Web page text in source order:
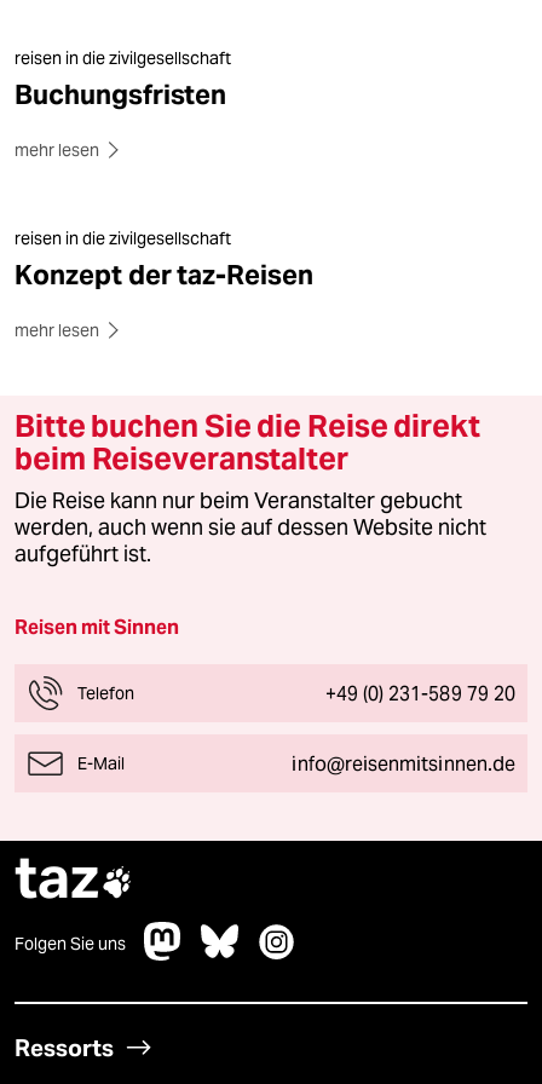
13. Tag(Hanoi)
Nach dem Frühstück Check-out im Hotel
(Gepäck wird im Hotel aufbewahrt)
über Vietnams Energie-, Klima- und
Umweltpolitik oder mit einem Vertreter einer
deutschen Stiftung über seine Erfahrungen der
ab Mittag Freizeit: Möglichkeiten zu
gemeinsames Abendessen (optional auch
individuell möglich)
20 Uhr: Transfer zum Flughafen
23:20 Uhr Abflug nach Frankfurt/M. mit Vietnam
Airlines
Ankunft in Frankfurt/Main gegen 6 Uhr –
individuelle Heimfahrt
reisen in die zivilgesellschaft
Buchungsfristen
mehr lesen
reisen in die zivilgesellschaft
Konzept der taz-Reisen
mehr lesen
Bitte buchen Sie die Reise direkt
beim Reiseveranstalter
Die Reise kann nur beim Veranstalter gebucht
werden, auch wenn sie auf dessen Website nicht
aufgeführt ist.
Reisen mit Sinnen
Telefon +49 (0) 231-589 79 20
E-Mail info@reisenmitsinnen.de
taz
Folgen Sie uns
Ressorts